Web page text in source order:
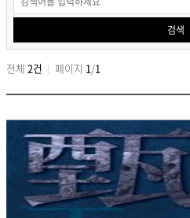
물
검
색
검색
전체 2건 페이지 1/1